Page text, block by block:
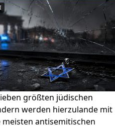
größten jüdischen
werden hierzulande mit
meisten antisemitischen